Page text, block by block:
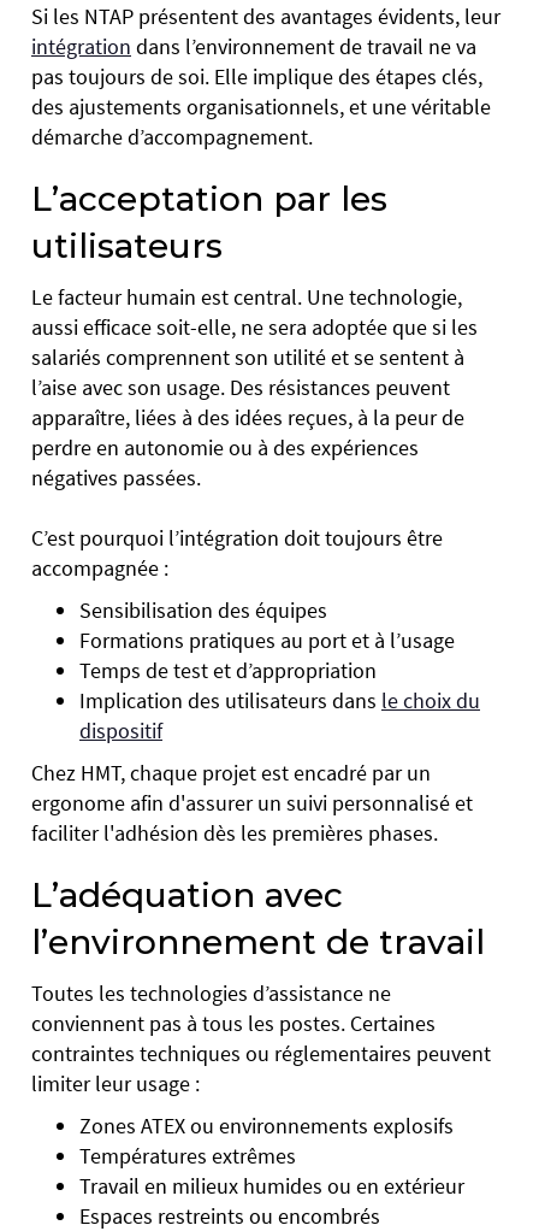
Si les NTAP présentent des avantages évidents, leur
intégration dans l’environnement de travail ne va
pas toujours de soi. Elle implique des étapes clés,
des ajustements organisationnels, et une véritable
démarche d’accompagnement.
L’acceptation par les
utilisateurs
Le facteur humain est central. Une technologie,
aussi efficace soit-elle, ne sera adoptée que si les
salariés comprennent son utilité et se sentent à
l’aise avec son usage. Des résistances peuvent
apparaître, liées à des idées reçues, à la peur de
perdre en autonomie ou à des expériences
négatives passées.
C’est pourquoi l’intégration doit toujours être
accompagnée :
Sensibilisation des équipes
Formations pratiques au port et à l’usage
Temps de test et d’appropriation
Implication des utilisateurs dans le choix du
dispositif
Chez HMT, chaque projet est encadré par un
ergonome afin d'assurer un suivi personnalisé et
faciliter l'adhésion dès les premières phases.
L’adéquation avec
l’environnement de travail
Toutes les technologies d’assistance ne
conviennent pas à tous les postes. Certaines
contraintes techniques ou réglementaires peuvent
limiter leur usage :
Zones ATEX ou environnements explosifs
Températures extrêmes
Travail en milieux humides ou en extérieur
Espaces restreints ou encombrés